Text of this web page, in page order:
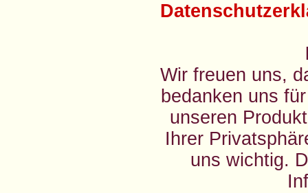
Wir freuen uns,
bedanken uns
unseren
Ihrer
uns wichtig.